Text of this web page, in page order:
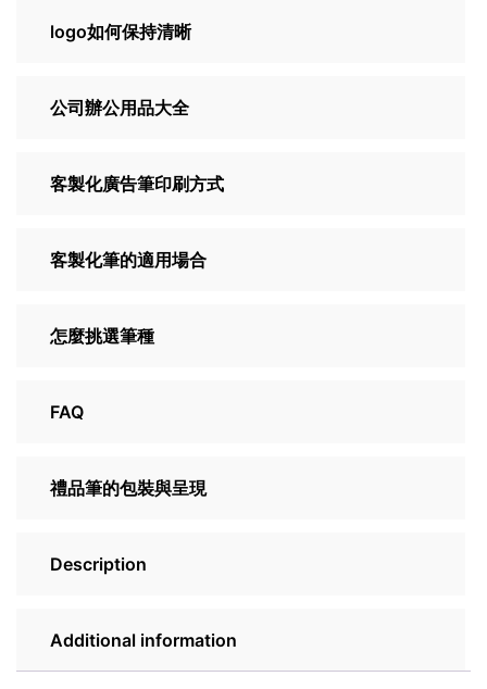
logo如何保持清晰
公司辦公用品大全
客製化廣告筆印刷方式
客製化筆的適用場合
怎麼挑選筆種
FAQ
禮品筆的包裝與呈現
Description
Additional information